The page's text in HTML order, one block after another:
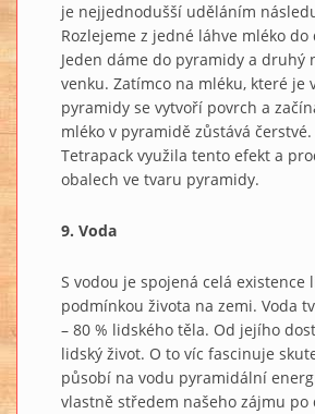
je nejjednodušší uděláním
Rozlejeme z jedné láhve mléko
Jeden dáme do pyramidy a druhý
venku. Zatímco na mléku, které je
pyramidy se vytvoří povrch a
mléko v pyramidě zůstává čerstvé.
Tetrapack využila tento efekt a
obalech ve tvaru pyramidy.
9. Voda
S vodou je spojená celá existence
podmínkou života na zemi. Voda
– 80 % lidského těla. Od jejího
lidský život. O to víc fascinuje
působí na vodu pyramidální
vlastně středem našeho zájmu po